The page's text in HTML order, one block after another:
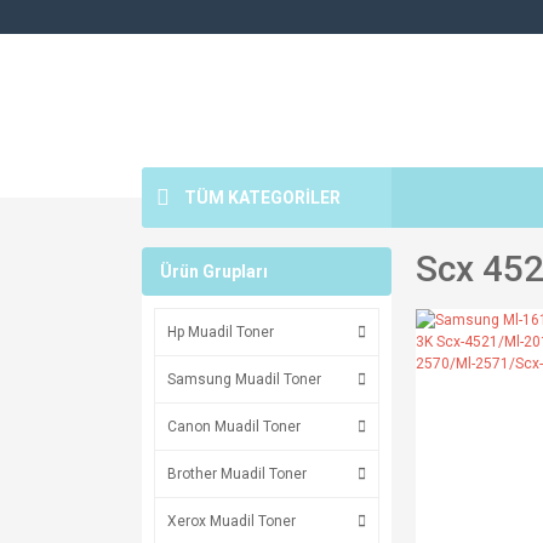
TÜM KATEGORİLER
Ürün Grupları
Hp Muadil Toner
Samsung Muadil Toner
Canon Muadil Toner
Brother Muadil Toner
Xerox Muadil Toner
Scx